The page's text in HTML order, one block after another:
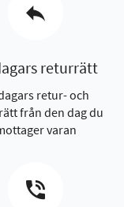
returrätt
retur- och
från den dag du
varan